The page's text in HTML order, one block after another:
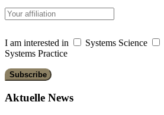
I am interested in Systems Science
Systems Practice
Aktuelle News